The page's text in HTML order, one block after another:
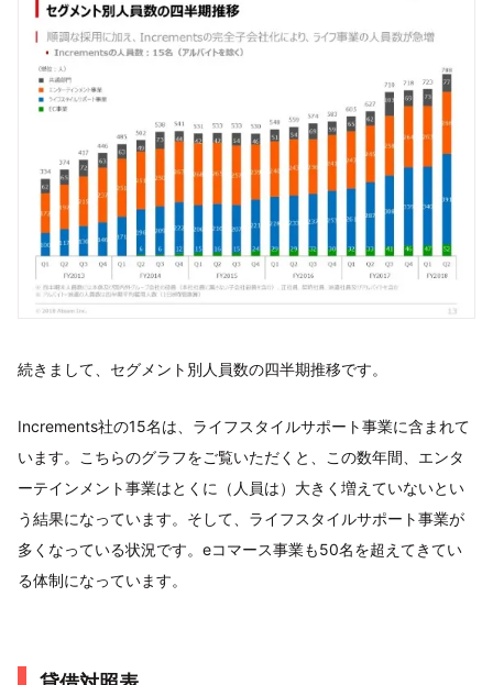
続きまして、セグメント別人員数の四半期推移です。
Increments社の15名は、ライフスタイルサポート事業に含まれて
います。こちらのグラフをご覧いただくと、この数年間、エンタ
ーテインメント事業はとくに（人員は）大きく増えていないとい
う結果になっています。そして、ライフスタイルサポート事業が
多くなっている状況です。eコマース事業も50名を超えてきてい
る体制になっています。